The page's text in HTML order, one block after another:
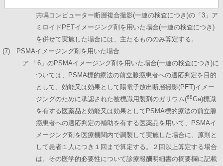
共鳴コンピューター断層複合撮影(一連の検査につき)の「3」ア
ミロイドPETイメージング剤を用いた場合(一連の検査につき)
を併せて実施した場合には、主たるもののみ算定する。
(7) PSMAイメージング剤を用いた場合
ア 「6」のPSMAイメージング剤を用いた場合(一連の検査につき)に
ついては、PSMA標的療法の前立腺癌患者への適応判定を目的
として、効能又は効果として陽電子放出断層撮影(PET)イメー
ジングのために承認された被標識用製剤のガリウム(68Ga)標識
を有する医薬品と効能又は効果としてPSMA標的療法の前立腺
癌患者への適応判定の補助を有する医薬品を用いて、PSMAイ
メージング剤を医療機関内で調製して実施した場合に、原則と
して患者１人につき１回まで算定する。２回以上算定する場合
は、その医学的必要性について診療報酬明細書の摘要欄に記載